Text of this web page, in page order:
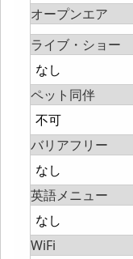
オープンエア
ライブ・ショー
なし
ペット同伴
不可
バリアフリー
なし
英語メニュー
なし
WiFi